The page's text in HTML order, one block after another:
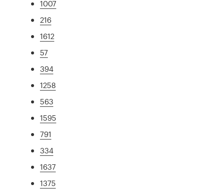
1007
216
1612
57
394
1258
563
1595
791
334
1637
1375